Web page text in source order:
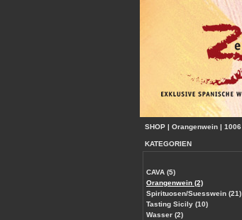
SHOP | Orangenwein | 1006
KATEGORIEN
CAVA (5)
Orangenwein (2)
Spirituosen/Suesswein (21)
Tasting Sicily (10)
Wasser (2)